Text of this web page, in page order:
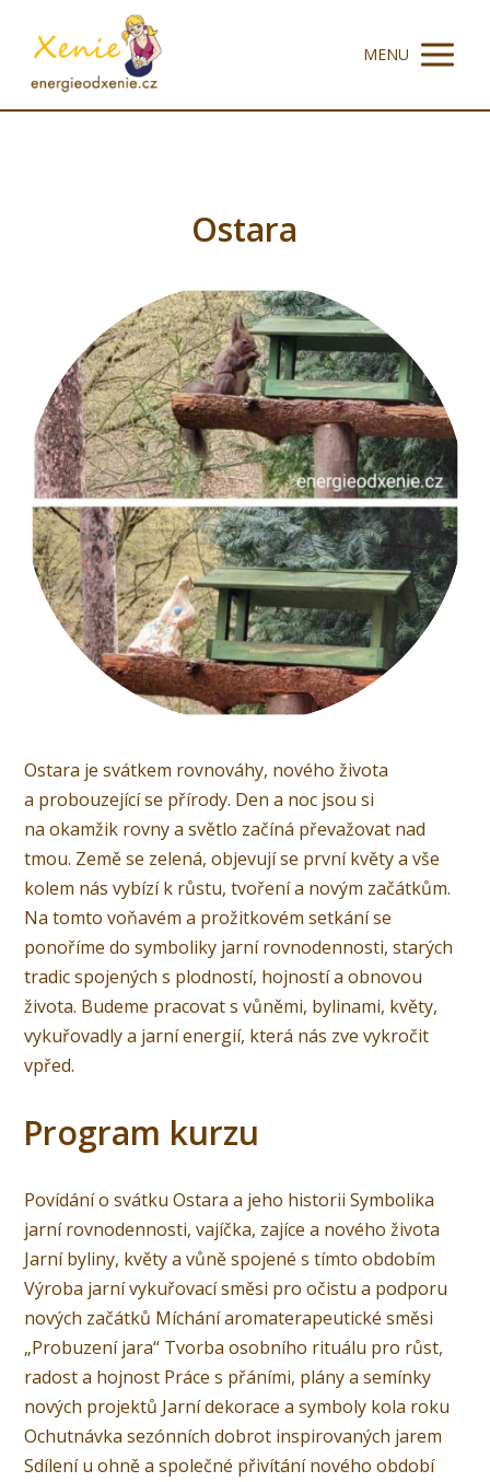
MENU
Ostara
Ostara je svátkem rovnováhy, nového života
a probouzející se přírody. Den a noc jsou si
na okamžik rovny a světlo začíná převažovat nad
tmou. Země se zelená, objevují se první květy a vše
kolem nás vybízí k růstu, tvoření a novým začátkům.
Na tomto voňavém a prožitkovém setkání se
ponoříme do symboliky jarní rovnodennosti, starých
tradic spojených s plodností, hojností a obnovou
života. Budeme pracovat s vůněmi, bylinami, květy,
vykuřovadly a jarní energií, která nás zve vykročit
vpřed.
Program kurzu
Povídání o svátku Ostara a jeho historii Symbolika
jarní rovnodennosti, vajíčka, zajíce a nového života
Jarní byliny, květy a vůně spojené s tímto obdobím
Výroba jarní vykuřovací směsi pro očistu a podporu
nových začátků Míchání aromaterapeutické směsi
„Probuzení jara“ Tvorba osobního rituálu pro růst,
radost a hojnost Práce s přáními, plány a semínky
nových projektů Jarní dekorace a symboly kola roku
Ochutnávka sezónních dobrot inspirovaných jarem
Sdílení u ohně a společné přivítání nového období